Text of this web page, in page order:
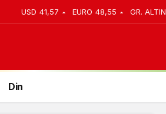
USD 41,57 EURO 48,55 GR. ALTIN
Din